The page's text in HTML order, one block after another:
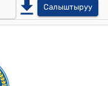
Салыштыруу